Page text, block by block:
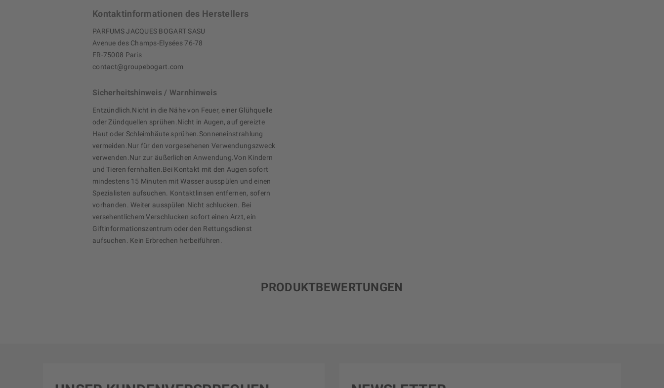
Kontaktinformationen des Herstellers
PARFUMS JACQUES BOGART SASU
Avenue des Champs-Elysées 76-78
FR-75008 Paris
contact@groupebogart.com
Sicherheitshinweis / Warnhinweis
Entzündlich.Nicht in die Nähe von Feuer, einer Glühquelle
oder Zündquellen sprühen.Nicht in Augen, auf gereizte
Haut oder Schleimhäute sprühen.Sonneneinstrahlung
vermeiden.Nur für den vorgesehenen Verwendungszweck
verwenden.Nur zur äußerlichen Anwendung.Von Kindern
und Tieren fernhalten.Bei Kontakt mit den Augen sofort
mindestens 15 Minuten mit Wasser ausspülen und einen
Spezialisten aufsuchen. Kontaktlinsen entfernen, sofern
vorhanden. Weiter ausspülen.Nicht schlucken. Bei
versehentlichem Verschlucken sofort einen Arzt, ein
Giftinformationszentrum oder den Rettungsdienst
aufsuchen. Kein Erbrechen herbeiführen.
PRODUKTBEWERTUNGEN